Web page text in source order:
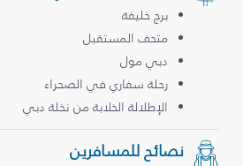
برج خليفة
متحف المستقبل
دبي مول
رحلة سفاري في الصحراء
الإطلالة الخلابة من نخلة دبي
نصائح للمسافرين